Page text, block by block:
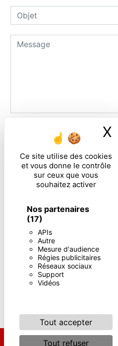
Ce site utilise des cookies
et vous donne le contrôle
sur ceux que vous
souhaitez activer
Nos partenaires
(17)
APIs
Autre
Mesure d'audience
Régies publicitaires
Réseaux sociaux
Support
Vidéos
Tout accepter
Tout refuser
X
Combien font zero plus deux
En cochant cette case,
particulières ci-dessous **
** Les données personnelles
vous contacter. Elles sont destinées à
disposez de droits d’accès, de
limitation, d’opposition, de retrait de
droit d’introduire une réclamation
que d’organiser le sort de vos données
droits par voie postale ou par courrier
pourra vous être demandé. Nous
de prise de contact puis pendant la
RECHERCHES